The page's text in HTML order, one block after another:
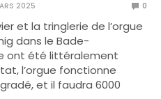
2025 0
et la tringlerie de l’orgue
dans le Bade-
ont été littéralement
l’orgue fonctionne
et il faudra 6000